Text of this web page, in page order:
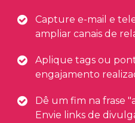
Capture e-mail e
ampliar canais de
Aplique tags ou
engajamento
Dê um fim na frase
Envie links de